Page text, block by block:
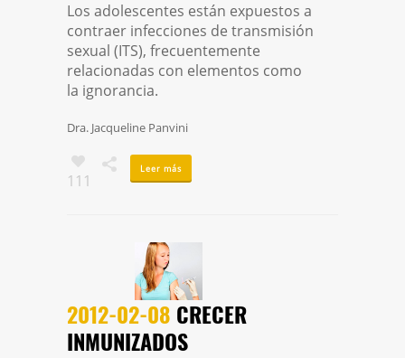
Los adolescentes están expuestos a
contraer infecciones de transmisión
sexual (ITS), frecuentemente
relacionadas con elementos como
la ignorancia.
Dra. Jacqueline Panvini
111
Leer más
2012-02-08 CRECER
INMUNIZADOS